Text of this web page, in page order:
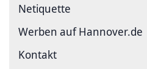
Netiquette
Werben auf Hannover.de
Kontakt